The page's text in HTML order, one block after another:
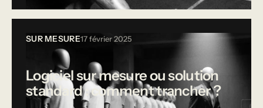
SUR MESURE17 février 2025
Logiciel sur mesure ou solution
standard : comment trancher ?